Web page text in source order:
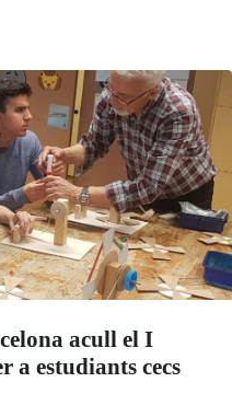
acull el I
a estudiants cecs